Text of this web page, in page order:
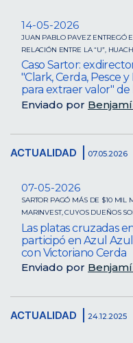
14-05-2026
JUAN PABLO PAVEZ ENTREGÓ
RELACIÓN ENTRE LA “U”,
Caso Sartor:
"Clark, Cerda, Pesce
para extraer valor" de
Enviado por
ACTUALIDAD 07.05.2026
07-05-2026
SARTOR PAGÓ MÁS DE $10 MIL
MARINVEST, CUYOS DUEÑOS
Las platas cruzadas
participó en Azul
con Victoriano Cerda
Enviado por
ACTUALIDAD 24.12.2025